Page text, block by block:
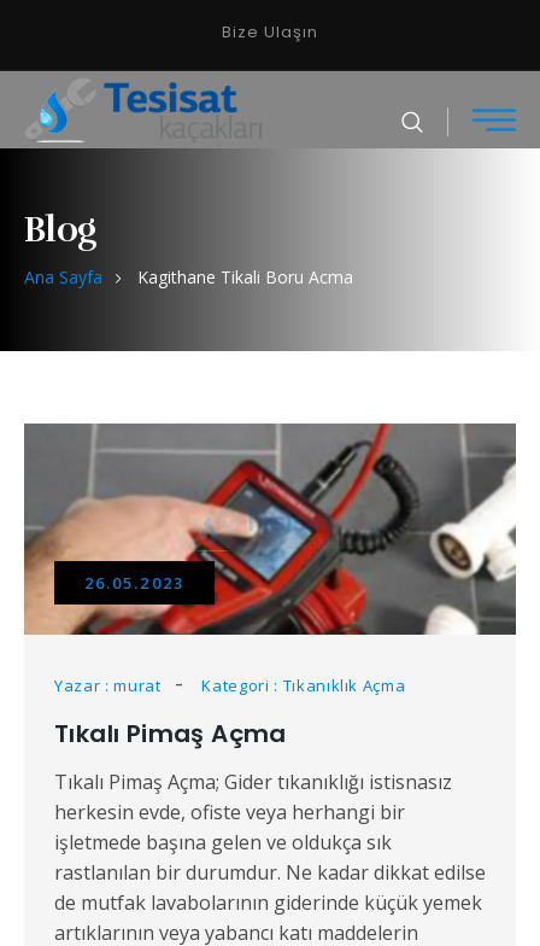
Bize Ulaşın
Blog
Ana Sayfa Kagithane Tikali Boru Acma
26.05.2023
Yazar : murat Kategori : Tıkanıklık Açma
Tıkalı Pimaş Açma
Tıkalı Pimaş Açma; Gider tıkanıklığı istisnasız
herkesin evde, ofiste veya herhangi bir
işletmede başına gelen ve oldukça sık
rastlanılan bir durumdur. Ne kadar dikkat edilse
de mutfak lavabolarının giderinde küçük yemek
artıklarının veya yabancı katı maddelerin